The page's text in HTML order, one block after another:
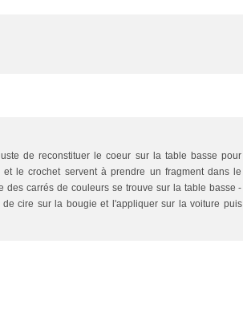
de reconstituer le coeur sur la table basse pour
le crochet servent à prendre un fragment dans le
des carrés de couleurs se trouve sur la table basse -
cire sur la bougie et l'appliquer sur la voiture puis